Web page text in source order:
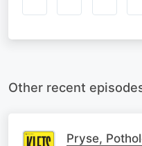
Other recent
Pryse,